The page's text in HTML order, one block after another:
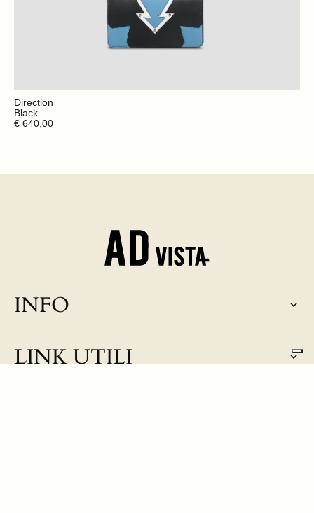
Direction
Black
€ 640,00
INFO
LINK UTILI